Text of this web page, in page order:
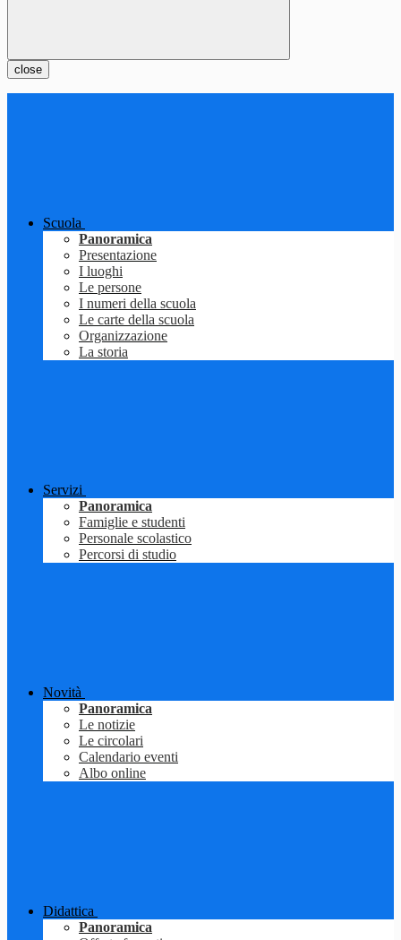
close
Scuola
Panoramica
Presentazione
I luoghi
Le persone
I numeri della scuola
Le carte della scuola
Organizzazione
La storia
Servizi
Panoramica
Famiglie e studenti
Personale scolastico
Percorsi di studio
Novità
Panoramica
Le notizie
Le circolari
Calendario eventi
Albo online
Didattica
Panoramica